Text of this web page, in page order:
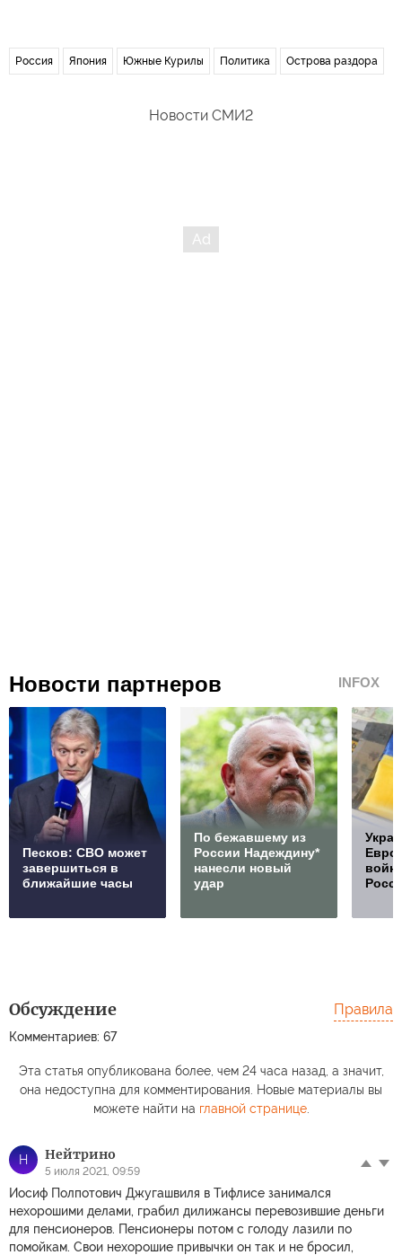
Россия Япония Южные Курилы Политика Острова раздора
Новости СМИ2
Новости партнеров INFOX
Песков: СВО может
завершиться в
ближайшие часы
По бежавшему из
России Надеждину*
нанесли новый
удар
Обсуждение
Комментариев: 67
Правила
Эта статья опубликована более, чем 24 часа назад, а значит,
она недоступна для комментирования. Новые материалы вы
можете найти на главной странице.
Н Нейтрино
5 июля 2021, 09:59
Иосиф Полпотович Джугашвиля в Тифлисе занимался
нехорошими делами, грабил дилижансы перевозившие деньги
для пенсионеров. Пенсионеры потом с голоду лазили по
помойкам. Свои нехорошие привычки он так и не бросил,